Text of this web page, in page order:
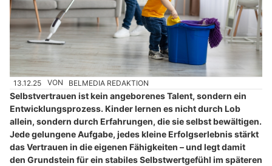
13.12.25 VON BELMEDIA REDAKTION
Selbstvertrauen ist kein angeborenes Talent, sondern ein
Entwicklungsprozess. Kinder lernen es nicht durch Lob
allein, sondern durch Erfahrungen, die sie selbst bewältigen.
Jede gelungene Aufgabe, jedes kleine Erfolgserlebnis stärkt
das Vertrauen in die eigenen Fähigkeiten – und legt damit
den Grundstein für ein stabiles Selbstwertgefühl im späteren